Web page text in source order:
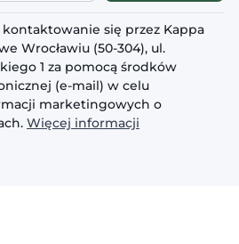
się przez Kappa
Wrocławiu (50-304), ul.
1 za pomocą środków
(e-mail) w celu
marketingowych o
Więcej informacji